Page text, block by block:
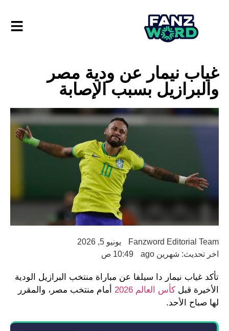
غياب نيمار عن ودية مصر
والبرازيل بسبب الإصابة
Fanzword Editorial Team
يونيو 5, 2026
اخر تحديث: شهرين ago
10:49 ص
تأكد غياب نيمار دا سيلفا عن مباراة منتخب البرازيل الودية
الأخيرة قبل كأس العالم 2026
أمام منتخب مصر، والمقرر
لها صباح الأحد.